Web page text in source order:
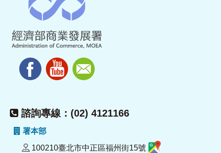
諮詢專線：(02) 4121166
署本部
100210臺北市中正區福州街15號